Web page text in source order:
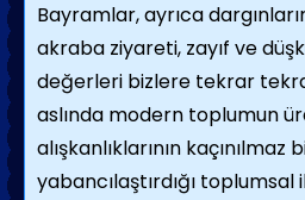
Bayramlar, ayrıca
akraba ziyareti, zayıf ve
değerleri bizlere tekrar
aslında modern toplumun
alışkanlıklarının
yabancılaştırdığı toplumsal